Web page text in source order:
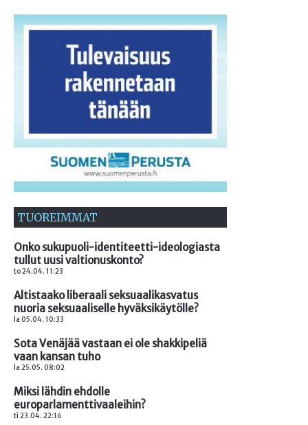
TUOREIMMAT
Onko sukupuoli-identiteetti-ideologiasta
tullut uusi valtionuskonto?
to 24.04. 11:23
Altistaako liberaali seksuaalikasvatus
nuoria seksuaaliselle hyväksikäytölle?
la 05.04. 10:33
Sota Venäjää vastaan ei ole shakkipeliä
vaan kansan tuho
la 25.05. 08:02
Miksi lähdin ehdolle
europarlamenttivaaleihin?
ti 23.04. 22:16